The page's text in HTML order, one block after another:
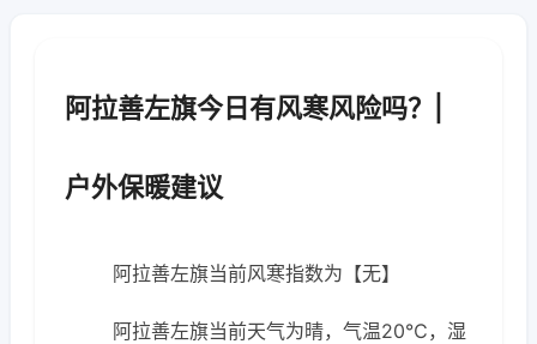
阿拉善左旗今日有风寒风险吗？|
户外保暖建议
阿拉善左旗当前风寒指数为【无】
阿拉善左旗当前天气为晴，气温20℃，湿